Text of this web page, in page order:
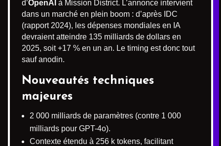
d’OpenAI à Mission District. L’annonce intervient
dans un marché en plein boom : d’après IDC
(rapport 2024), les dépenses mondiales en IA
devraient atteindre 135 milliards de dollars en
2025, soit +17 % en un an. Le timing est donc tout
sauf anodin.
Nouveautés techniques
majeures
2 000 milliards de paramètres (contre 1 000
milliards pour GPT-4o).
Contexte étendu à 256 k tokens, facilitant